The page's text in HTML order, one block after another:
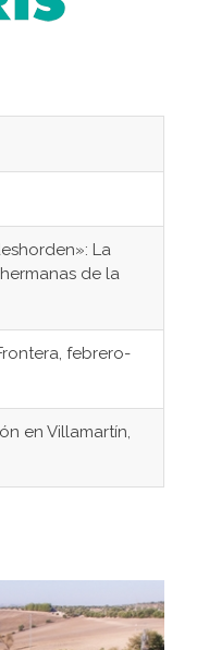
La
de la
febrero-
en Villamartín,